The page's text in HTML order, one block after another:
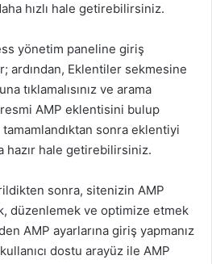
hızlı hale getirebilirsiniz.
yönetim paneline giriş
ardından, Eklentiler sekmesine
tıklamalısınız ve arama
AMP eklentisini bulup
sonra eklentiyi
hazır hale getirebilirsiniz.
sonra, sitenizin AMP
düzenlemek ve optimize etmek
AMP ayarlarına giriş yapmanız
dostu arayüz ile AMP